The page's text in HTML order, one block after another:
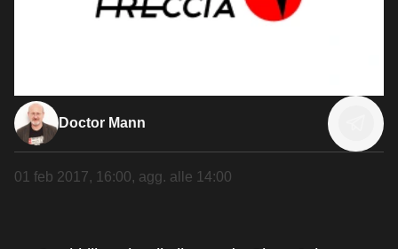
Doctor Mann
01 feb 2017, 16:00, agg. alle 14:00